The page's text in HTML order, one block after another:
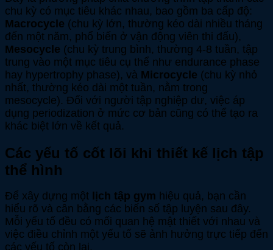
chu kỳ có mục tiêu khác nhau, bao gồm ba cấp độ:
Macrocycle (chu kỳ lớn, thường kéo dài nhiều tháng
đến một năm, phổ biến ở vận động viên thi đấu),
Mesocycle (chu kỳ trung bình, thường 4-8 tuần, tập
trung vào một mục tiêu cụ thể như endurance phase
hay hypertrophy phase), và Microcycle (chu kỳ nhỏ
nhất, thường kéo dài một tuần, nằm trong
mesocycle). Đối với người tập nghiệp dư, việc áp
dụng periodization ở mức cơ bản cũng có thể tạo ra
khác biệt lớn về kết quả.
Các yếu tố cốt lõi khi thiết kế lịch tập
thể hình
Để xây dựng một lịch tập gym hiệu quả, bạn cần
hiểu rõ và cân bằng các biến số tập luyện sau đây.
Mỗi yếu tố đều có mối quan hệ mật thiết với nhau và
việc điều chỉnh một yếu tố sẽ ảnh hưởng trực tiếp đến
các yếu tố còn lại.